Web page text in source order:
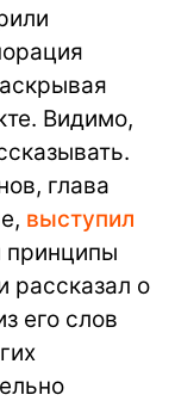
Видимо,
глава
выступил
принципы
рассказал о
его слов